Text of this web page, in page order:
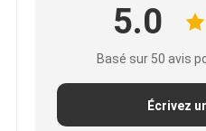
5.0
Basé sur 50 avis
Écrivez